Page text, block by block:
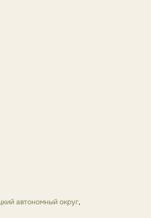
автономный округ,